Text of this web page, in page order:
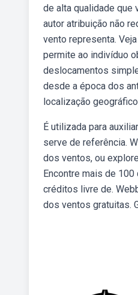
de alta qualidade que
autor atribuição não
vento representa.
permite ao indivíduo
deslocamentos
desde a época dos
localização
É utilizada para
serve de referência.
dos ventos, ou
Encontre mais de
créditos livre de.
dos ventos gratuitas.